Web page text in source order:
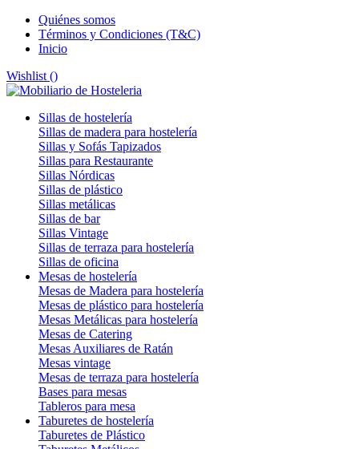
Quiénes somos
Términos y Condiciones (T&C)
Inicio
Wishlist ()
Sillas de hostelería
Sillas de madera para hostelería
Sillas y Sofás Tapizados
Sillas para Restaurante
Sillas Nórdicas
Sillas de plástico
Sillas metálicas
Sillas de bar
Sillas Vintage
Sillas de terraza para hostelería
Sillas de oficina
Mesas de hostelería
Mesas de Madera para hostelería
Mesas de plástico para hostelería
Mesas Metálicas para hostelería
Mesas de Catering
Mesas Auxiliares de Ratán
Mesas vintage
Mesas de terraza para hostelería
Bases para mesas
Tableros para mesa
Taburetes de hostelería
Taburetes de Plástico